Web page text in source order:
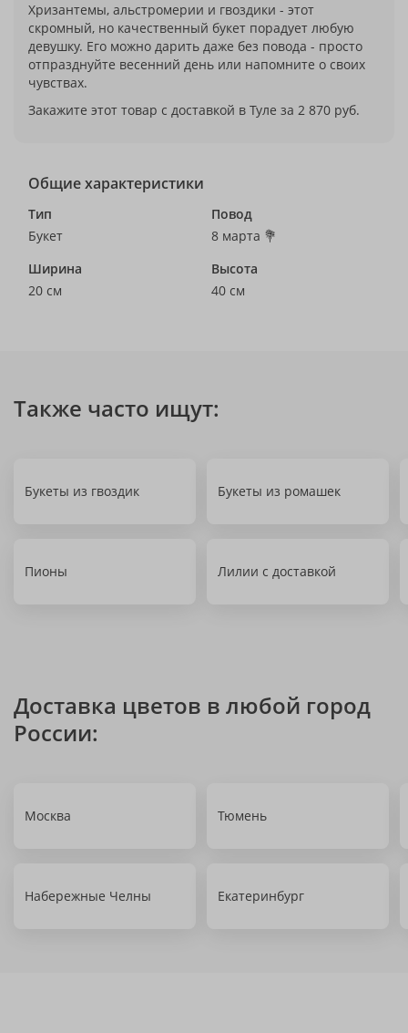
Хризантемы, альстромерии и гвоздики - этот
скромный, но качественный букет порадует любую
девушку. Его можно дарить даже без повода - просто
отпразднуйте весенний день или напомните о своих
чувствах.
Закажите этот товар с доставкой в Туле за 2 870 руб.
Общие характеристики
Тип
Букет
Повод
8 марта 💐
Ширина
20 см
Высота
40 см
Также часто ищут:
Букеты из гвоздик Букеты из ромашек
Пионы Лилии с доставкой
Доставка цветов в любой город
России:
Москва Тюмень
Набережные Челны Екатеринбург